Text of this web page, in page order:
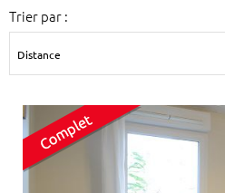
Surface min
m²
Type de location
Trier par :